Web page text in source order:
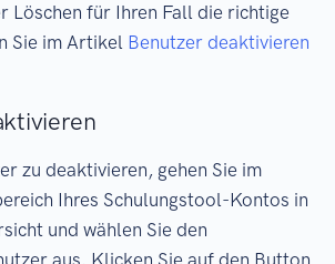
Löschen für Ihren Fall die richtige
Sie im Artikel Benutzer deaktivieren
zu deaktivieren, gehen Sie im
Ihres Schulungstool-Kontos in
und wählen Sie den
aus. Klicken Sie auf den Button